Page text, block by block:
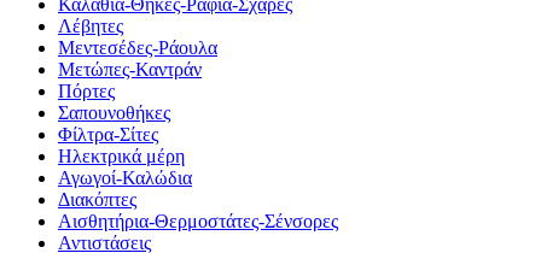
Καλάθια-Θήκες-Ράφια-Σχάρες
Λέβητες
Μεντεσέδες-Ράουλα
Μετώπες-Καντράν
Πόρτες
Σαπουνοθήκες
Φίλτρα-Σίτες
Ηλεκτρικά μέρη
Αγωγοί-Καλώδια
Διακόπτες
Αισθητήρια-Θερμοστάτες-Σένσορες
Αντιστάσεις